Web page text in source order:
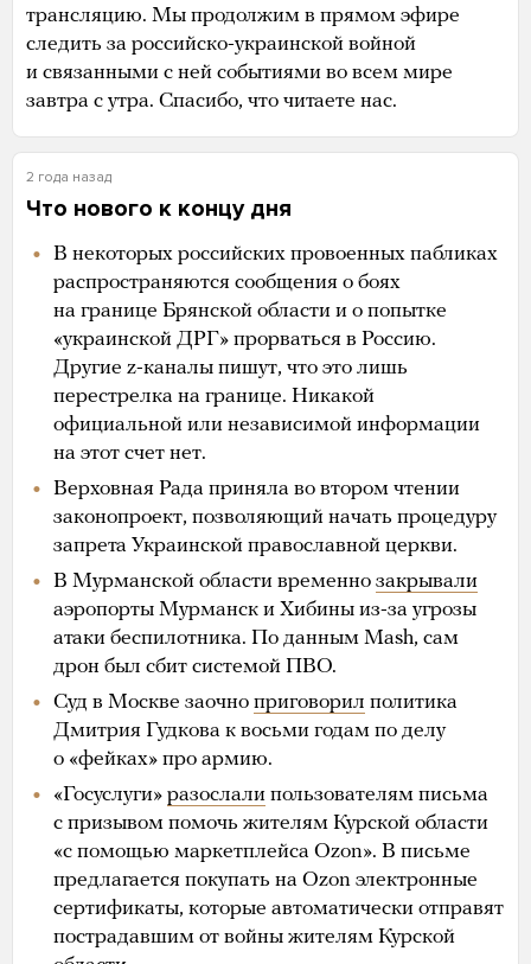
трансляцию. Мы продолжим в прямом эфире
следить за российско-украинской войной
и связанными с ней событиями во всем мире
завтра с утра. Спасибо, что читаете нас.
2 года назад
Что нового к концу дня
В некоторых российских провоенных пабликах
распространяются сообщения о боях
на границе Брянской области и о попытке
«украинской ДРГ» прорваться в Россию.
Другие z-каналы пишут, что это лишь
перестрелка на границе. Никакой
официальной или независимой информации
на этот счет нет.
Верховная Рада приняла во втором чтении
законопроект, позволяющий начать процедуру
запрета Украинской православной церкви.
В Мурманской области временно закрывали
аэропорты Мурманск и Хибины из-за угрозы
атаки беспилотника. По данным Mash, сам
дрон был сбит системой ПВО.
Суд в Москве заочно приговорил политика
Дмитрия Гудкова к восьми годам по делу
о «фейках» про армию.
«Госуслуги» разослали пользователям письма
с призывом помочь жителям Курской области
«с помощью маркетплейса Ozon». В письме
предлагается покупать на Ozon электронные
сертификаты, которые автоматически отправят
пострадавшим от войны жителям Курской